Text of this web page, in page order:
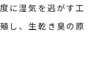
に湿気を逃がす工
し、生乾き臭の原